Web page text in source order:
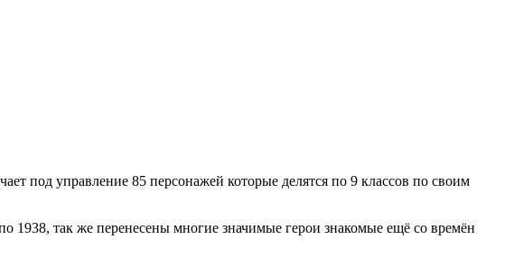
под управление 85 персонажей которые делятся по 9 классов по своим
1938, так же перенесены многие значимые герои знакомые ещё со времён